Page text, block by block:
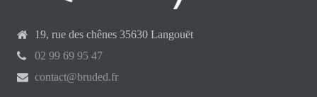
19, rue des chênes 35630 Langouët
02 99 69 95 47
contact@bruded.fr